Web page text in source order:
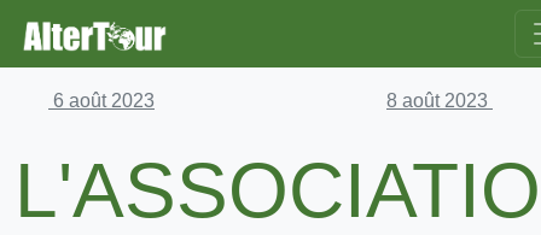
6 août 2023 8 août 2023